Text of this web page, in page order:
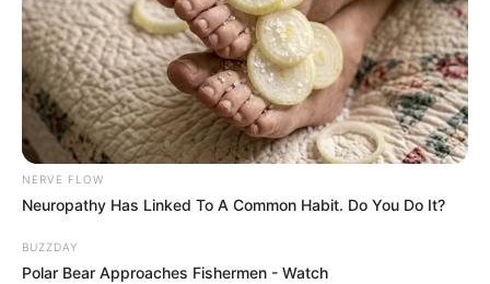
NERVE FLOW
Neuropathy Has Linked To A Common Habit. Do You Do It?
BUZZDAY
Polar Bear Approaches Fishermen - Watch